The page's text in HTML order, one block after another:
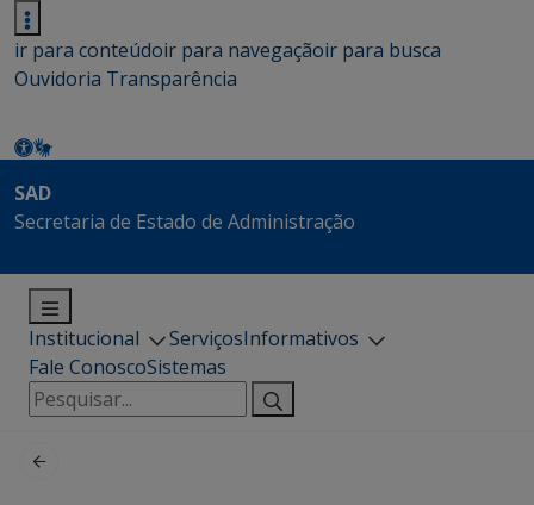
ir para conteúdoir para navegaçãoir para busca
Ouvidoria Transparência
SAD
Secretaria de Estado de Administração
Institucional ServiçosInformativos
Fale ConoscoSistemas
Pesquisar
por: